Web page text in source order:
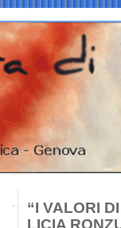
“I VALORI
LICIA